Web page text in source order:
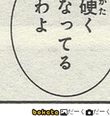
だーく だーく